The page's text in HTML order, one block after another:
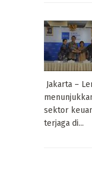
Jakarta –
sektor
terjaga di...